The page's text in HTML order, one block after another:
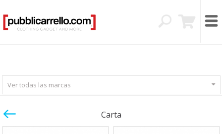
Ver todas las marcas
Carta